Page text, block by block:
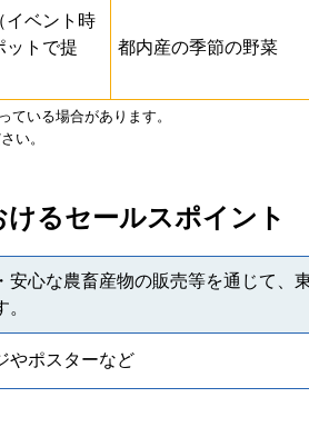
イベント時
ットで提
都内産の季節の野菜
ている場合があります。
い。
るセールスポイント
安心な農畜産物の販売等を通じて、
やポスターなど